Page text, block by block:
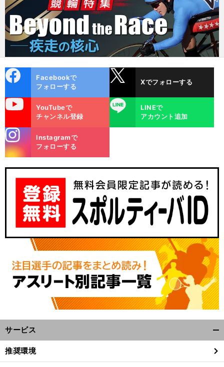
ok
Facebookで
フォローする
Xでフォローする
YouTubeで
チャンネル登録
LINE
LINEで
アカウント追加
m
Instagramで
フォローする
サービス
閉
推奨環境